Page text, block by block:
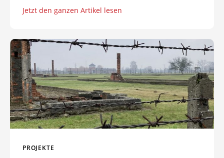
Jetzt den ganzen Artikel lesen
Zum Artikel: Bildungsreise Auschwitz – Gedenkfeier
PROJEKTE